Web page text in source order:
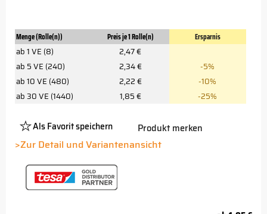
Menge (Rolle(n)) Preis je 1 Rolle(n)
Ersparnis
ab 1 VE (8)
2,47 €
ab 5 VE (240)
2,34 €
-5%
ab 10 VE (480)
2,22 €
-10%
ab 30 VE (1440)
1,85 € -25%
Als Favorit speichern
Platzhalter
Button
Produkt merken
>Zur Detail und Variantenansicht